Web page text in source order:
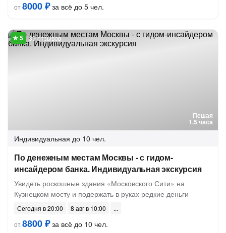
от8000 ₽за всё до 5 чел.
Пешая
1.5 часа
39 отзывов
Индивидуальная до 10 чел.
По денежным местам Москвы - с гидом-
инсайдером банка. Индивидуальная экскурсия
Увидеть роскошные здания «Московского Сити» на
Кузнецком мосту и подержать в руках редкие деньги
Сегодня в 20:00
8 авг в 10:00
от8800 ₽за всё до 10 чел.